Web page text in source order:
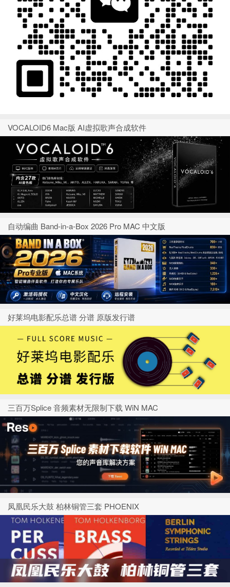
VOCALOID6 Mac版 AI虚拟歌声合成软件
自动编曲 Band-in-a-Box 2026 Pro MAC 中文版
好莱坞电影配乐总谱 分谱 原版发行谱
三百万Splice 音频素材无限制下载 WiN MAC
凤凰民乐大鼓 柏林铜管三套 PHOENIX